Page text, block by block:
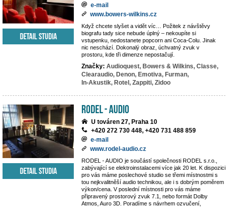
e-mail
www.bowers-wilkins.cz
Když chcete slyšet a vidět víc… Požitek z návštěvy
biografu tady sice nebude úplný – nekoupíte si
vstupenku, nedostanete popcorn ani Coca-Colu. Jinak
nic neschází. Dokonalý obraz, úchvatný zvuk v
prostoru, kde tři dimenze nepostačují.
Značky: Audioquest, Bowers & Wilkins, Classe,
Clearaudio, Denon, Emotiva, Furman,
In-Akustik, Rotel, Zappiti, Zidoo
Detail studia
RODEL - AUDIO
U továren 27, Praha 10
+420 272 730 448, +420 731 488 859
e-mail
www.rodel-audio.cz
RODEL - AUDIO je součástí společnosti RODEL s.r.o.,
zabývající se elektroinstalacemi více jak 20 let. K dispozici
pro vás máme poslechové studio se třemi místnostmi s
tou nejkvalitněší audio technikou, ale i s dobrým poměrem
výkon/cena. V poslední místnosti pro vás máme
připravený prostorový zvuk 7.1, nebo formát Dolby
Atmos, Auro 3D. Poradíme s návrhem ozvučení,
Detail studia